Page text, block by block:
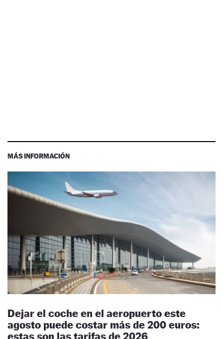
MÁS INFORMACIÓN
Dejar el coche en el aeropuerto este
agosto puede costar más de 200 euros:
estas son las tarifas de 2026